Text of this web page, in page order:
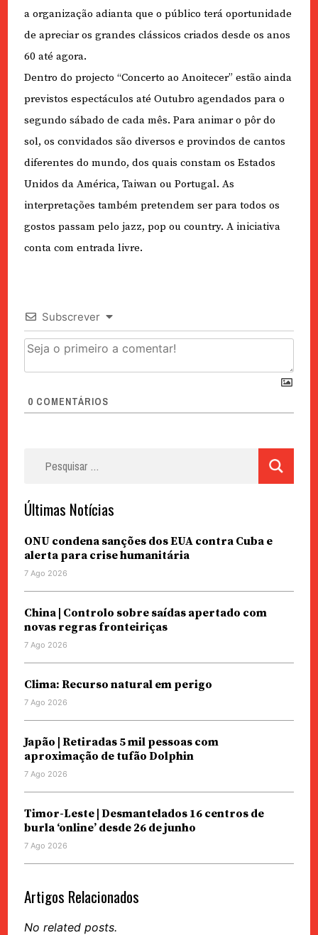
a organização adianta que o público terá oportunidade
de apreciar os grandes clássicos criados desde os anos
60 até agora.
Dentro do projecto “Concerto ao Anoitecer” estão ainda
previstos espectáculos até Outubro agendados para o
segundo sábado de cada mês. Para animar o pôr do
sol, os convidados são diversos e provindos de cantos
diferentes do mundo, dos quais constam os Estados
Unidos da América, Taiwan ou Portugal. As
interpretações também pretendem ser para todos os
gostos passam pelo jazz, pop ou country. A iniciativa
conta com entrada livre.
Subscrever
0 COMENTÁRIOS
Últimas Notícias
ONU condena sanções dos EUA contra Cuba e
alerta para crise humanitária
7 Ago 2026
China | Controlo sobre saídas apertado com
novas regras fronteiriças
7 Ago 2026
Clima: Recurso natural em perigo
7 Ago 2026
Japão | Retiradas 5 mil pessoas com
aproximação de tufão Dolphin
7 Ago 2026
Timor-Leste | Desmantelados 16 centros de
burla ‘online’ desde 26 de junho
7 Ago 2026
Artigos Relacionados
No related posts.